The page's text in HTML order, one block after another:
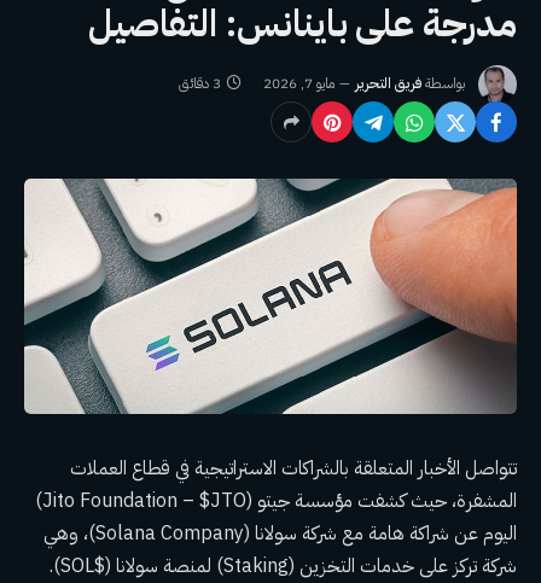
مدرجة على باينانس: التفاصيل
بواسطةفريق التحرير مايو 7, 2026 3 دقائق
تتواصل الأخبار المتعلقة بالشراكات الاستراتيجية في قطاع العملات
المشفرة، حيث كشفت مؤسسة جيتو (Jito Foundation –$JTO
)
اليوم عن شراكة هامة مع شركة سولانا (Solana Company)، وهي
شركة تركز على خدمات التخزين (Staking) لمنصة سولانا (
$SOL
).